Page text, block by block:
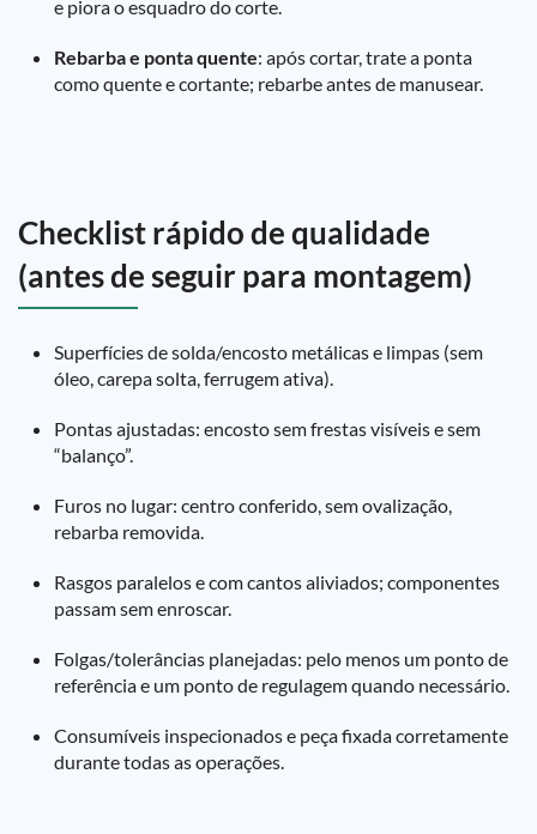
e piora o esquadro do corte.
Rebarba e ponta quente: após cortar, trate a ponta
como quente e cortante; rebarbe antes de manusear.
Checklist rápido de qualidade
(antes de seguir para montagem)
Superfícies de solda/encosto metálicas e limpas (sem
óleo, carepa solta, ferrugem ativa).
Pontas ajustadas: encosto sem frestas visíveis e sem
“balanço”.
Furos no lugar: centro conferido, sem ovalização,
rebarba removida.
Rasgos paralelos e com cantos aliviados; componentes
passam sem enroscar.
Folgas/tolerâncias planejadas: pelo menos um ponto de
referência e um ponto de regulagem quando necessário.
Consumíveis inspecionados e peça fixada corretamente
durante todas as operações.